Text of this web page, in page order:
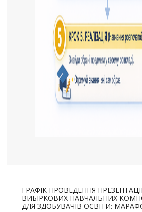
ГРАФІК ПРОВЕДЕННЯ
ВИБІРКОВИХ НАВЧАЛЬНИХ
ДЛЯ ЗДОБУВАЧІВ ОСВІТИ: